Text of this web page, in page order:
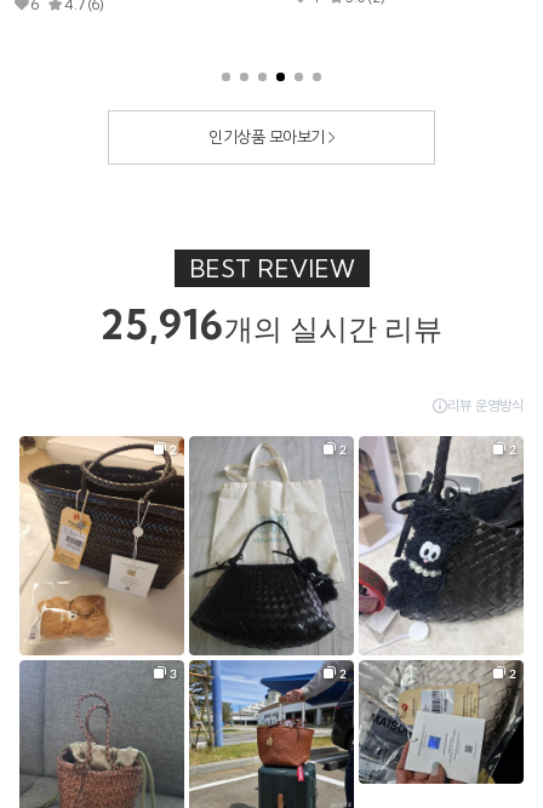
3 5.0 (1) 0 4.0 (1)
인기상품 모아보기
BEST REVIEW
25,916개의 실시간 리뷰